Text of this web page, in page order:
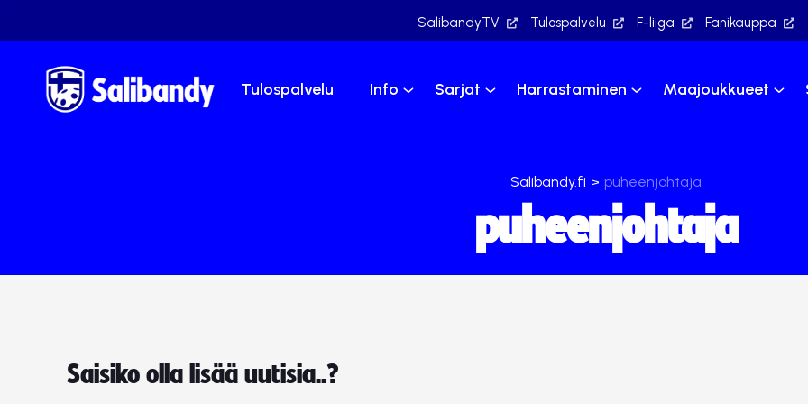
SalibandyTV Tulospalvelu F-liiga Fanikauppa
Tulospalvelu Info Sarjat Harrastaminen Maajoukkueet
Salibandy.fi > puheenjohtaja
puheenjohtaja
Saisiko olla lisää uutisia..?